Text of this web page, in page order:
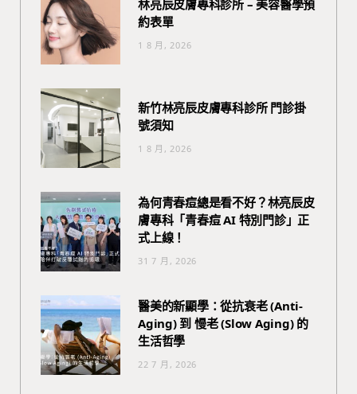
林亮辰皮膚專科診所 – 美容醫學預
約表單
1 8 月, 2026
新竹林亮辰皮膚專科診所 門診掛
號須知
1 8 月, 2026
為何青春痘總是看不好？林亮辰皮
膚專科「青春痘 AI 特別門診」正
式上線！
31 7 月, 2026
醫美的新顯學：從抗衰老 (Anti-
Aging) 到 慢老 (Slow Aging) 的
生活哲學
22 7 月, 2026